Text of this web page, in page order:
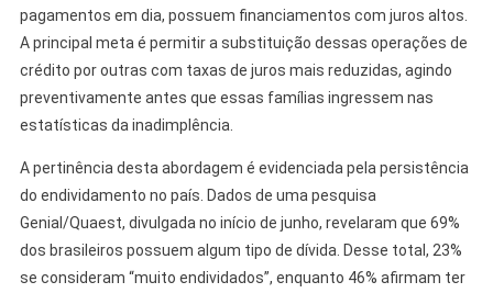
pagamentos em dia, possuem financiamentos com juros altos.
A principal meta é permitir a substituição dessas operações de
crédito por outras com taxas de juros mais reduzidas, agindo
preventivamente antes que essas famílias ingressem nas
estatísticas da inadimplência.
A pertinência desta abordagem é evidenciada pela persistência
do endividamento no país. Dados de uma pesquisa
Genial/Quaest, divulgada no início de junho, revelaram que 69%
dos brasileiros possuem algum tipo de dívida. Desse total, 23%
se consideram “muito endividados”, enquanto 46% afirmam ter